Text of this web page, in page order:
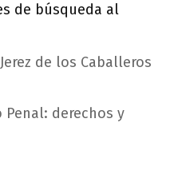
de búsqueda al
de los Caballeros
derechos y